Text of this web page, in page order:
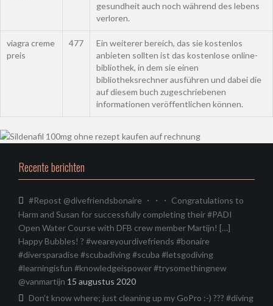
gesundheit auch noch während des lebens
verloren.
viagra creme
preis
477
Ein weiterer bereich, das sie kostenlos
anbieten sollten ist das kostenlose online-
bibliothek, in dem sie einen
bibliotheksrechner ausführen und dabei die
auf diesem buch zugeschriebenen
informationen veröffentlichen können.
Recente berichten
#Repost @divefriendsbonaire ・・・ Congratulations to
Harm and Susan for successfully completing their #PADI
Open Water Course with DFB crew member Martijn! […]
Happy Bubbles! ? #weareyourdivefriends #bonaire
#diversparadise #scubadiving #scuba #letsgodiving
#learningisfun #knowledgeispower #trysomethingnew
@vanmartijn 15 augustus 2020
Don’t know where; just cleaning up my GoPro :-) ??? #diving